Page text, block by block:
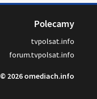
Polecamy
tvpolsat.info
forum.tvpolsat.info
© 2026 omediach.info